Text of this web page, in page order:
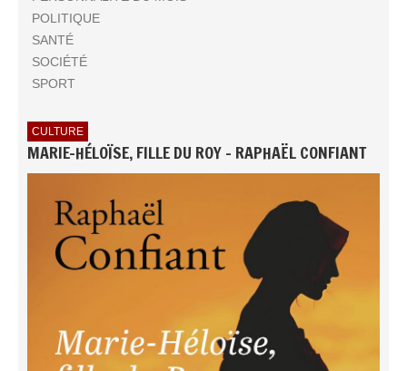
POLITIQUE
SANTÉ
SOCIÉTÉ
SPORT
CULTURE
MARIE-HÉLOÏSE, FILLE DU ROY - RAPHAËL CONFIANT